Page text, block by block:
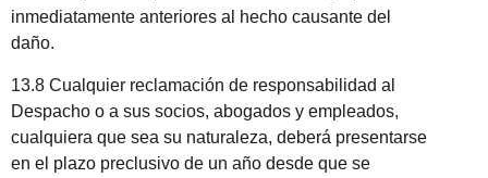
inmediatamente anteriores al hecho causante del
daño.
13.8 Cualquier reclamación de responsabilidad al
Despacho o a sus socios, abogados y empleados,
cualquiera que sea su naturaleza, deberá presentarse
en el plazo preclusivo de un año desde que se